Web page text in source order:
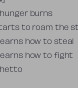
burns
to roam the
how to steal
how to fight